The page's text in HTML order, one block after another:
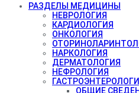
РАЗДЕЛЫ МЕДИЦИНЫ
НЕВРОЛОГИЯ
КАРДИОЛОГИЯ
ОНКОЛОГИЯ
НАРКОЛОГИЯ
ДЕРМАТОЛОГИЯ
НЕФРОЛОГИЯ
ОБЩИЕ